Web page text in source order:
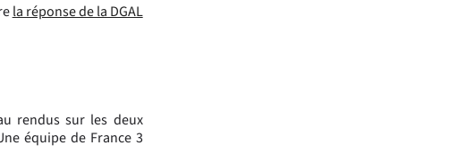
la réponse de la DGAL
rendus sur les deux
équipe de France 3